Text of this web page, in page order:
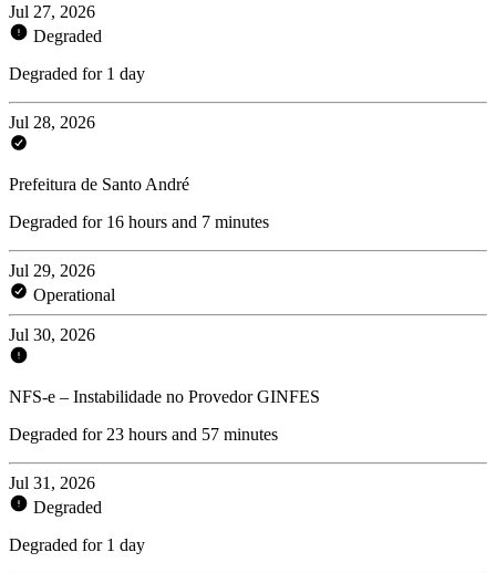
Jul 27, 2026
Degraded
Degraded for 1 day
Jul 28, 2026
Prefeitura de Santo André
Degraded for 16 hours and 7 minutes
Jul 29, 2026
Operational
Jul 30, 2026
NFS-e – Instabilidade no Provedor GINFES
Degraded for 23 hours and 57 minutes
Jul 31, 2026
Degraded
Degraded for 1 day